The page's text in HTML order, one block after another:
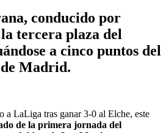
conducido por
tercera plaza del
a cinco puntos del
Madrid.
a LaLiga tras ganar 3-0 al Elche, este
de la primera jornada del